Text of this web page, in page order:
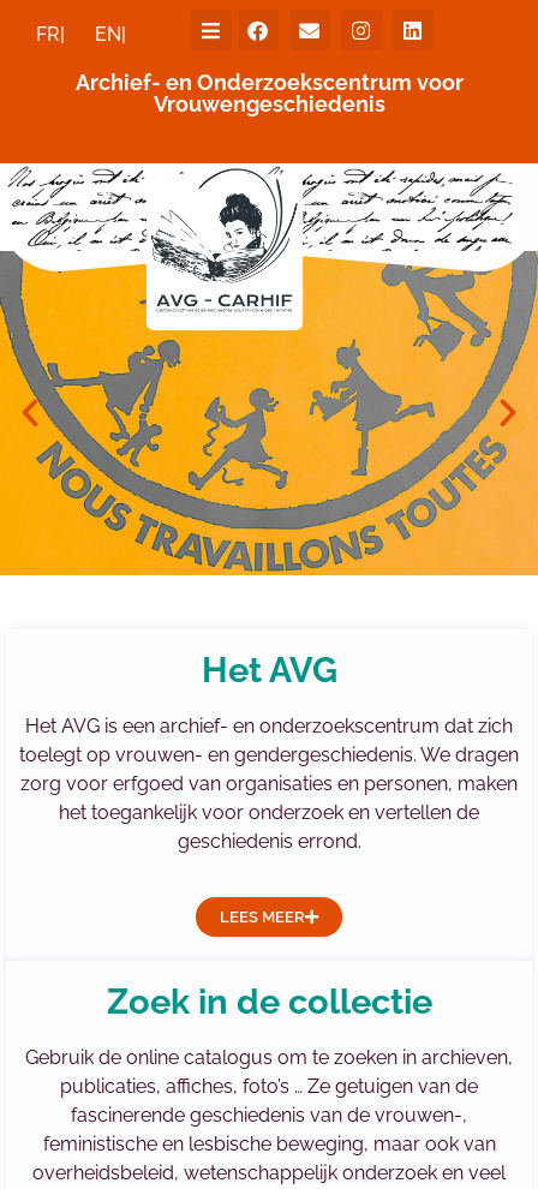
FR| EN|
Archief- en Onderzoekscentrum voor
Vrouwengeschiedenis
Het AVG
Het AVG is een archief- en onderzoekscentrum dat zich
toelegt op vrouwen- en gendergeschiedenis. We dragen
zorg voor erfgoed van organisaties en personen, maken
het toegankelijk voor onderzoek en vertellen de
geschiedenis errond.
LEES MEER
Zoek in de collectie
Gebruik de online catalogus om te zoeken in archieven,
publicaties, affiches, foto’s … Ze getuigen van de
fascinerende geschiedenis van de vrouwen-,
feministische en lesbische beweging, maar ook van
overheidsbeleid, wetenschappelijk onderzoek en veel